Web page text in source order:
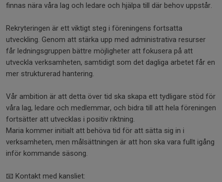
finnas nära våra lag och ledare och hjälpa till där behov uppstår.
Rekryteringen är ett viktigt steg i föreningens fortsatta
utveckling. Genom att stärka upp med administrativa resurser
får ledningsgruppen bättre möjligheter att fokusera på att
utveckla verksamheten, samtidigt som det dagliga arbetet får en
mer strukturerad hantering.
Vår ambition är att detta över tid ska skapa ett tydligare stöd för
våra lag, ledare och medlemmar, och bidra till att hela föreningen
fortsätter att utvecklas i positiv riktning.
Maria kommer initialt att behöva tid för att sätta sig in i
verksamheten, men målsättningen är att hon ska vara fullt igång
inför kommande säsong.
📧 Kontakt med kansliet: